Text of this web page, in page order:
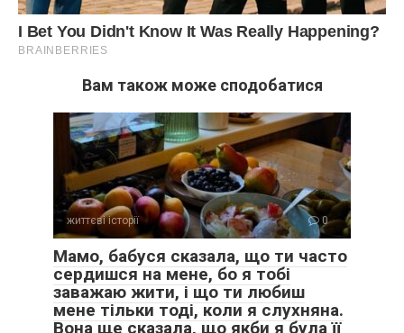
Вам також може сподобатися
життєві історії 0
Мамо, бабуся сказала, що ти часто
сердишся на мене, бо я тобі
заважаю жити, і що ти любиш
мене тільки тоді, коли я слухняна.
Вона ще сказала, що якби я була її